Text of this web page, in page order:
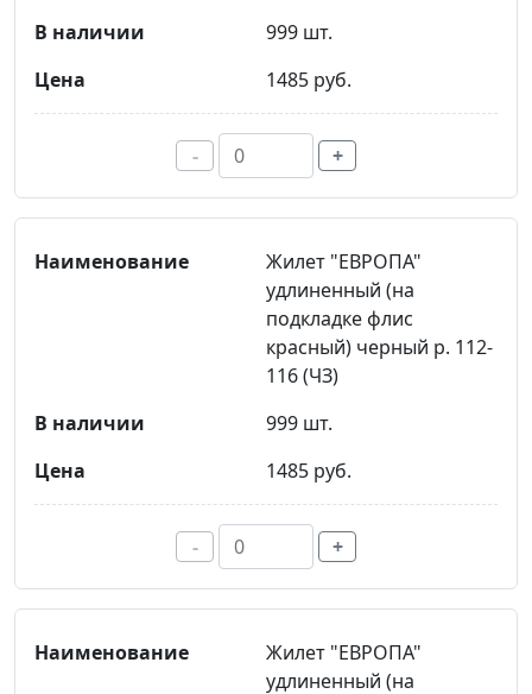
999 шт.
1485 руб.
- +
Жилет "ЕВРОПА"
удлиненный (на
подкладке флис
красный) черный р. 112-
116 (ЧЗ)
999 шт.
1485 руб.
- +
Жилет "ЕВРОПА"
удлиненный (на